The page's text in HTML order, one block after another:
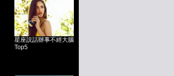
星座説話辦事不經大腦
Top5